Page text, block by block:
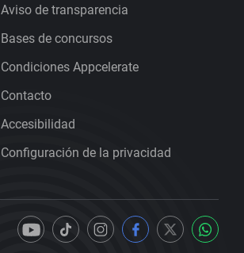
Aviso de transparencia
Bases de concursos
Condiciones Appcelerate
Contacto
Accesibilidad
Configuración de la privacidad